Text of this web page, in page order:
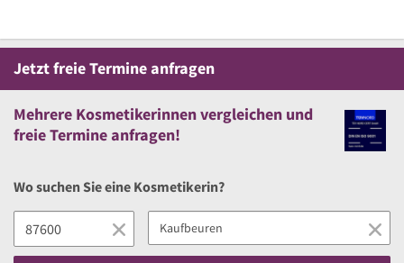
JetztfreieTermine anfragen
Mehrere Kosmetikerinnen vergleichen und
freieTermine anfragen!
Wo suchen Sie eine Kosmetikerin?